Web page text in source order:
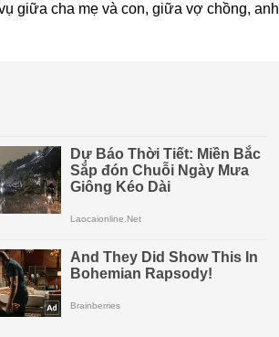
giữa cha mẹ và con, giữa vợ chồng, anh